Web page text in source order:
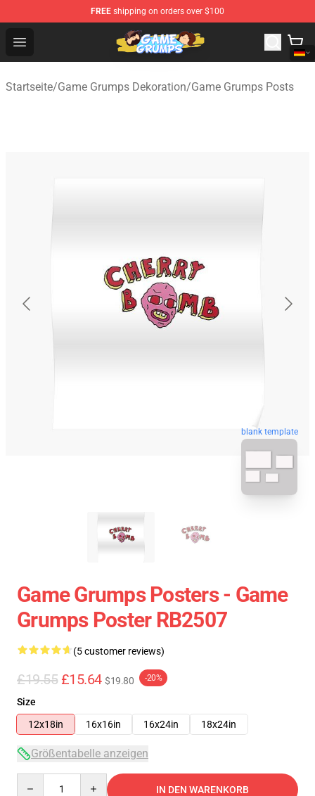
FREE shipping on orders over $100
Open menu
Game Grumps Shop - Official Game Grumps
Startseite/Game Grumps Dekoration/Game Grumps Posts
blank template
Game Grumps Posters - Game
Grumps Poster RB2507
(5 customer reviews)
£19.55 £15.64 $19.80 -20%
Size
12x18in
16x16in 16x24in 18x24in
Größentabelle anzeigen
IN DEN WARENKORB